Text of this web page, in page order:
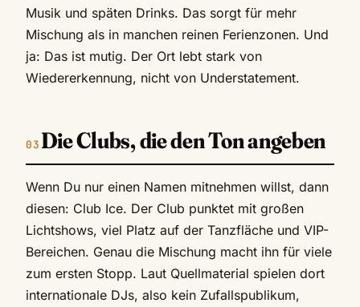
Musik und späten Drinks. Das sorgt für mehr
Mischung als in manchen reinen Ferienzonen. Und
ja: Das ist mutig. Der Ort lebt stark von
Wiedererkennung, nicht von Understatement.
Die Clubs, die den Ton angeben
Wenn Du nur einen Namen mitnehmen willst, dann
diesen: Club Ice. Der Club punktet mit großen
Lichtshows, viel Platz auf der Tanzfläche und VIP-
Bereichen. Genau die Mischung macht ihn für viele
zum ersten Stopp. Laut Quellmaterial spielen dort
internationale DJs, also kein Zufallspublikum,